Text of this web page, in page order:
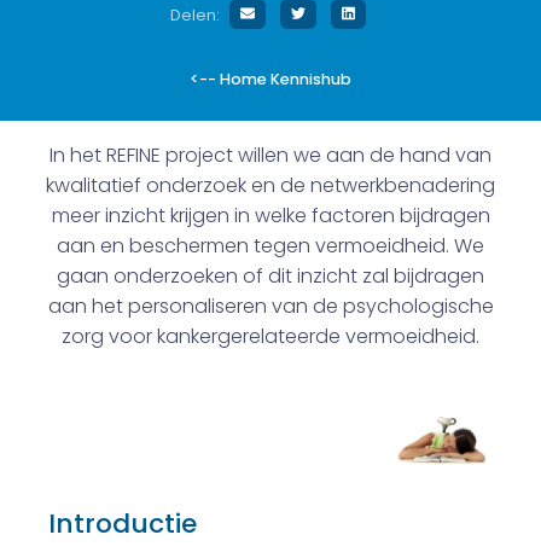
Delen:
<-- Home Kennishub
In het REFINE project willen we aan de hand van
kwalitatief onderzoek en de netwerkbenadering
meer inzicht krijgen in welke factoren bijdragen
aan en beschermen tegen vermoeidheid. We
gaan onderzoeken of dit inzicht zal bijdragen
aan het personaliseren van de psychologische
zorg voor kankergerelateerde vermoeidheid.
Introductie